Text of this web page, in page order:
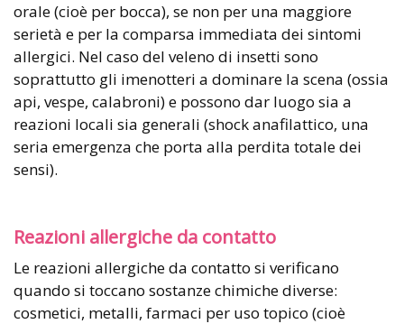
orale (cioè per bocca), se non per una maggiore
serietà e per la comparsa immediata dei sintomi
allergici. Nel caso del veleno di insetti sono
soprattutto gli imenotteri a dominare la scena (ossia
api, vespe, calabroni) e possono dar luogo sia a
reazioni locali sia generali (shock anafilattico, una
seria emergenza che porta alla perdita totale dei
sensi).
Reazioni allergiche da contatto
Le reazioni allergiche da contatto si verificano
quando si toccano sostanze chimiche diverse:
cosmetici, metalli, farmaci per uso topico (cioè